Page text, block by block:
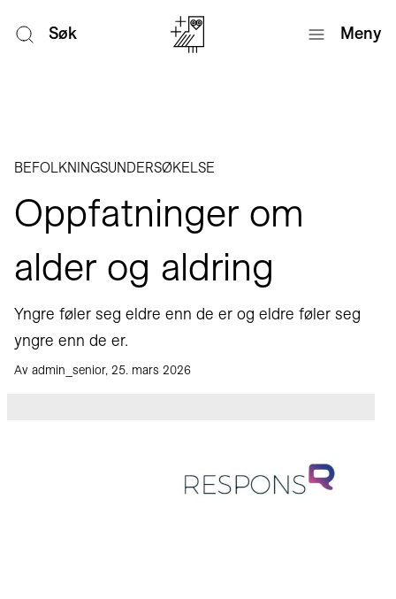
Søk Meny
BEFOLKNINGSUNDERSØKELSE
Oppfatninger om
alder og aldring
Yngre føler seg eldre enn de er og eldre føler seg
yngre enn de er.
Av admin_senior, 25. mars 2026